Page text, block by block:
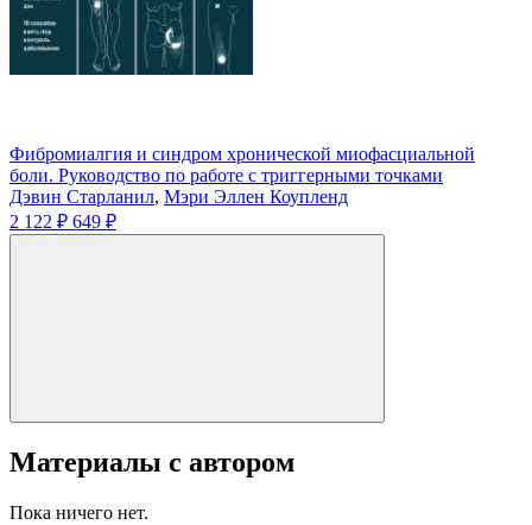
Фибромиалгия и синдром хронической миофасциальной
боли. Руководство по работе с триггерными точками
Дэвин Старланил, Мэри Эллен Коупленд
2 122 ₽ 649 ₽
Материалы с автором
Пока ничего нет.